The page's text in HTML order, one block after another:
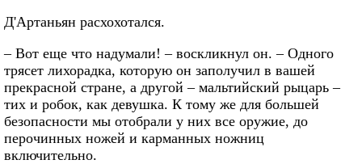
Д'Артаньян расхохотался.
– Вот еще что надумали! – воскликнул он. – Одного
трясет лихорадка, которую он заполучил в вашей
прекрасной стране, а другой – мальтийский рыцарь –
тих и робок, как девушка. К тому же для большей
безопасности мы отобрали у них все оружие, до
перочинных ножей и карманных ножниц
включительно.